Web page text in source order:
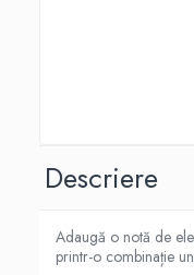
Unelte
Hrana, Accesorii si Ingrijire
Accesorii
Descriere
Adaugă o notă de
printr-o combinație